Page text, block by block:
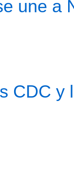
une a
CDC y